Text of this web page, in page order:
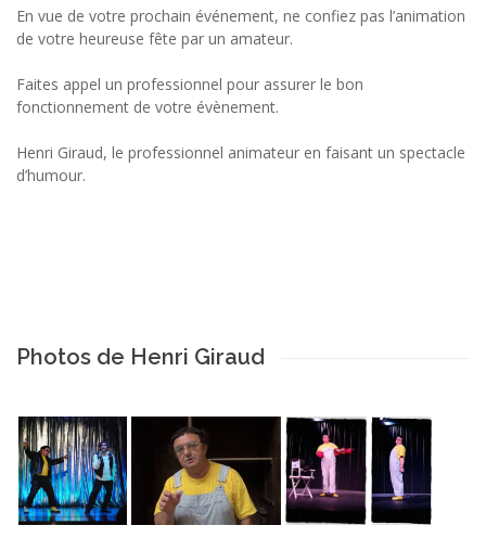
En vue de votre prochain événement, ne confiez pas l’animation
de votre heureuse fête par un amateur.
Faites appel un professionnel pour assurer le bon
fonctionnement de votre évènement.
Henri Giraud, le professionnel animateur en faisant un spectacle
d’humour.
Photos de Henri Giraud